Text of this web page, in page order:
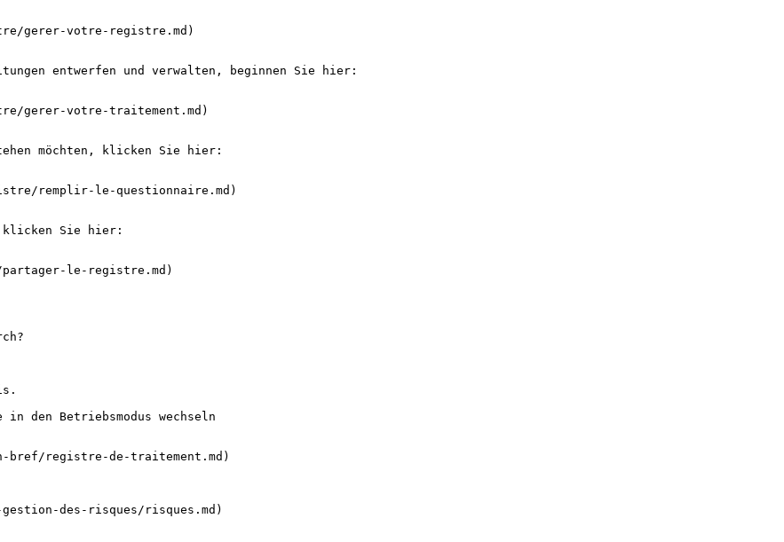
gerer-votre-registre.md)
entwerfen und verwalten, beginnen Sie hier:
gerer-votre-traitement.md)
möchten, klicken Sie hier:
remplir-le-questionnaire.md)
klicken Sie hier:
le-registre.md)
den Betriebsmodus wechseln
bref/registre-de-traitement.md)
des-risques/risques.md)